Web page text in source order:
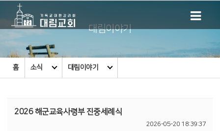
대림이야기
홈 소식 대림이야기
2026 해군교육사령부 진중세례식
2026-05-20 18:39:37